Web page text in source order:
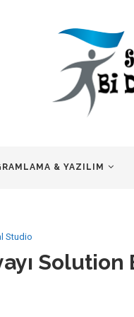
& YAZILIM
Studio
Solution